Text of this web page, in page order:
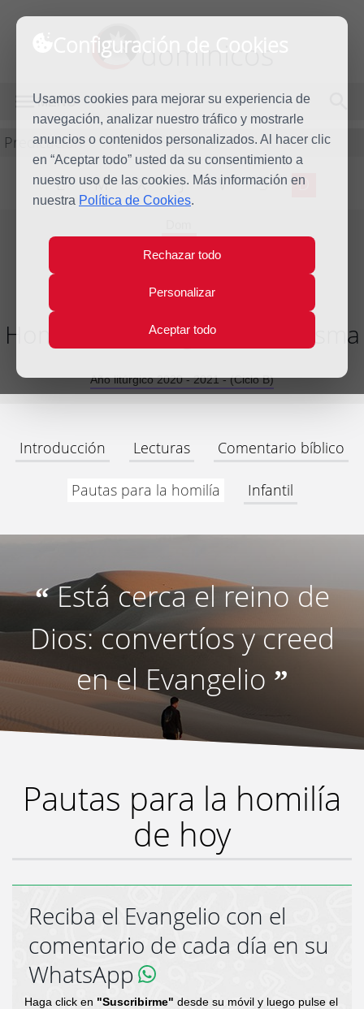
Configuración de Cookies
Usamos cookies para mejorar su experiencia de
navegación, analizar nuestro tráfico y mostrarle
anuncios o contenidos personalizados. Al hacer clic
en “Aceptar todo” usted da su consentimiento a
nuestro uso de las cookies. Más información en
nuestra Política de Cookies.
Rechazar todo
Personalizar
Aceptar todo
dominicos
MENÚ
Predicación
L M X J V S D
21
Feb
Homilía I Domingo de Cuaresma
Año litúrgico 2020 - 2021 - (Ciclo B)
Introducción Lecturas Comentario bíblico
Pautas para la homilía Infantil
“Está cerca el reino de
Dios: convertíos y creed
en el Evangelio ”
Pautas para la homilía
de hoy
Reciba el Evangelio con el
comentario de cada día en su
WhatsApp
Haga click en "Suscribirme" desde su móvil y luego pulse el